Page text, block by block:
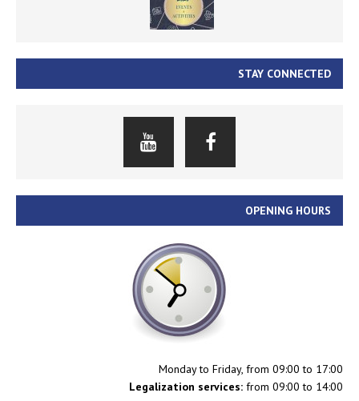
STAY CONNECTED
OPENING HOURS
Monday to Friday, from 09:00 to 17:00
Legalization services: from 09:00 to 14:00